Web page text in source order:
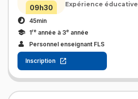
09h30 Expérience
45min
1re année à 3e année
Personnel enseignant FLS
Inscription